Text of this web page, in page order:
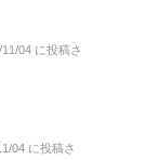
04 に投稿さ
04 に投稿さ